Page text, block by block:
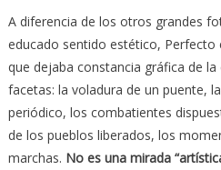
A diferencia de los otros grandes
educado sentido estético, Perfecto
que dejaba constancia gráfica de
facetas: la voladura de un puente,
periódico, los combatientes
de los pueblos liberados, los
marchas. No es una mirada